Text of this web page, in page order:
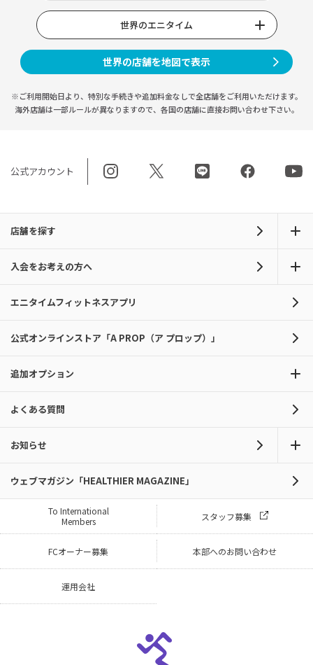
世界のエニタイム
世界の店舗を地図で表示
※ご利用開始日より、特別な手続きや追加料金なしで全店舗をご利用いただけます。
海外店舗は一部ルールが異なりますので、 各国の店舗に直接お問い合わせ下さい。
公式アカウント
店舗を探す
入会をお考えの方へ
エニタイムフィットネスアプリ
公式オンラインストア「A PROP（ア プロップ）」
追加オプション
よくある質問
お知らせ
ウェブマガジン「HEALTHIER MAGAZINE」
To International
Members
スタッフ募集
FCオーナー募集 本部へのお問い合わせ
運用会社